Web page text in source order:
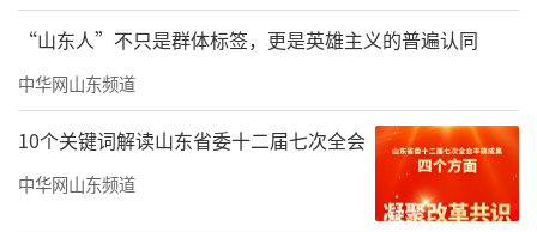
从济南到山东，再到全国各地，王显明免
费培训的人数越来越多。这些乡村医生来了，
“山东人”不只是群体标签，更是英雄主义的普遍认同
中华网山东频道
10个关键词解读山东省委十二届七次全会
中华网山东频道